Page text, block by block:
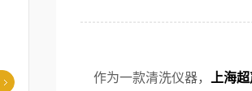
作为一款清洗仪器， 上海